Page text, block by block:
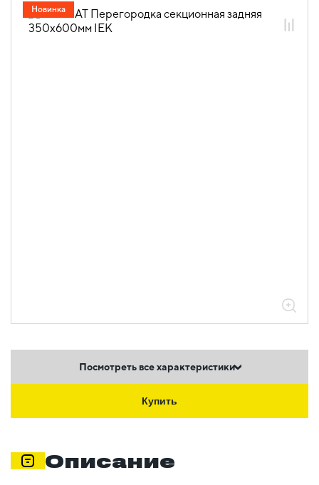
04.04.03.03.02 Элементы
секционирования и аксессуары
Новинка
Посмотреть все характеристики
Купить
Описание